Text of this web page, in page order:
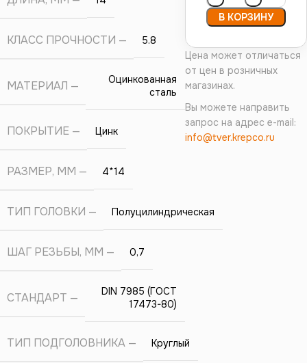
В КОРЗИНУ
Цена может отличаться
от цен в розничных
магазинах.
Вы можете направить
запрос на адрес e-mail:
info@tver.krepco.ru
КЛАСС ПРОЧНОСТИ 5.8
МАТЕРИАЛ
Оцинкованная
сталь
ПОКРЫТИЕ Цинк
РАЗМЕР, ММ 4*14
ТИП ГОЛОВКИ Полуцилиндрическая
ШАГ РЕЗЬБЫ, ММ 0,7
СТАНДАРТ
DIN 7985 (ГОСТ
17473-80)
ТИП ПОДГОЛОВНИКА Круглый